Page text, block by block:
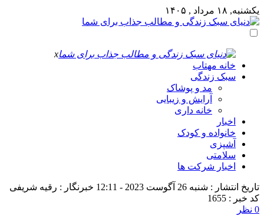
یکشنبه, ۱۸ مرداد , ۱۴۰۵
x
خانه مهتاب
سبک زندگی
مد و پوشاک
آرایش و زیبایی
خانه داری
اخبار
خانواده و کودک
آشپزی
سلامتی
اخبار شرکت ها
تاریخ انتشار : شنبه 26 آگوست 2023 - 12:11
خبرنگار : رقیه شریفی
کد خبر : 1655
0 نظر